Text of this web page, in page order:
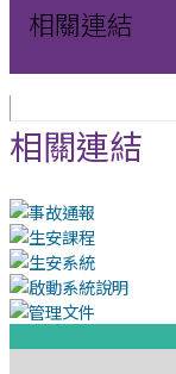
相關連結
相關連結